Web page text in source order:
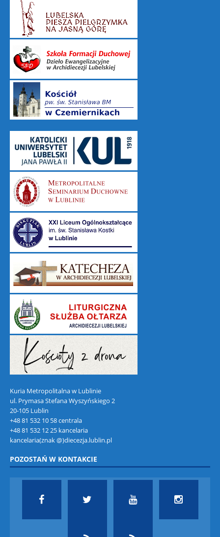
Kuria Metropolitalna w Lublinie
ul. Prymasa Stefana Wyszyńskiego 2
20-105 Lublin
+48 81 532 10 58 centrala
+48 81 532 12 25 kancelaria
kancelaria(znak @)diecezja.lublin.pl
POZOSTAŃ W KONTAKCIE